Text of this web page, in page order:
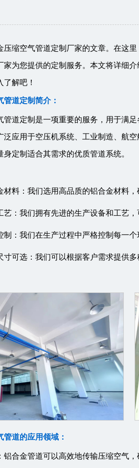
压缩空气管道定制厂家的文章。在这
家为您提供的定制服务。本文将详细
解吧！
道定制简介：
管道定制是一项重要的服务，用于满
泛应用于空压机系统、工业制造、航
定制适合其需求的优质管道系统。
材料：我们选用高品质的铝合金材料，
艺：我们拥有先进的生产设备和工艺
制：我们在生产过程中严格控制每一
寸可选：我们可以根据客户需求提供
管道的应用领域：
铝合金管道可以高效地传输压缩空气，